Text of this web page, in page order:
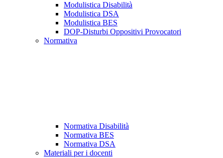
Modulistica Disabilità
Modulistica DSA
Modulistica BES
DOP-Disturbi Oppositivi Provocatori
Normativa
Normativa Disabilità
Normativa BES
Normativa DSA
Materiali per i docenti